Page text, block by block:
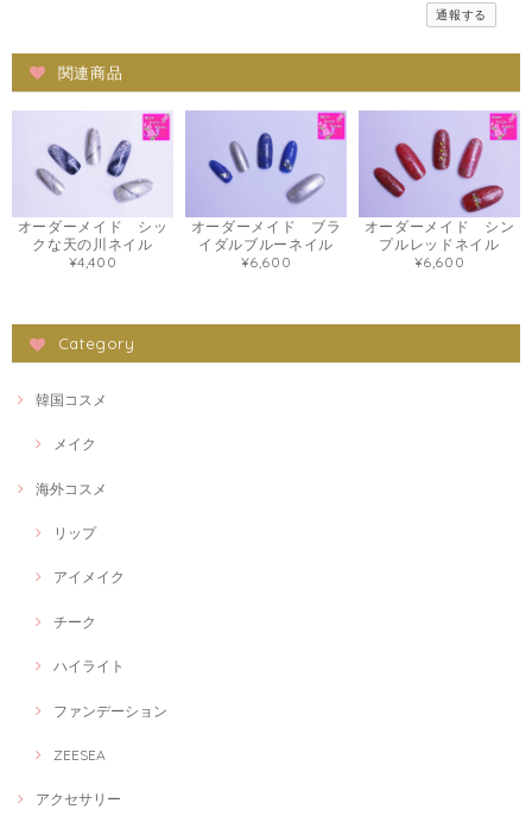
通報する
関連商品
オーダーメイド シッ
クな天の川ネイル
¥4,400
オーダーメイド ブラ
イダルブルーネイル
¥6,600
オーダーメイド シン
プルレッドネイル
¥6,600
Category
韓国コスメ
メイク
海外コスメ
リップ
アイメイク
チーク
ハイライト
ファンデーション
ZEESEA
アクセサリー